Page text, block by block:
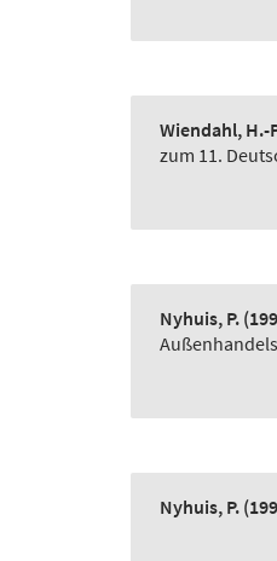
Wiendahl, H.-
zum 11.
Nyhuis, P.
Nyhuis, P.